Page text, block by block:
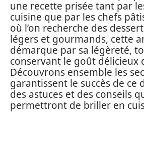
une recette prisée tant par
cuisine que par les chefs
où l’on recherche des
légers et gourmands, cette
démarque par sa légèreté,
conservant le goût délicieux
Découvrons ensemble les
garantissent le succès de ce
des astuces et des conseils
permettront de briller en